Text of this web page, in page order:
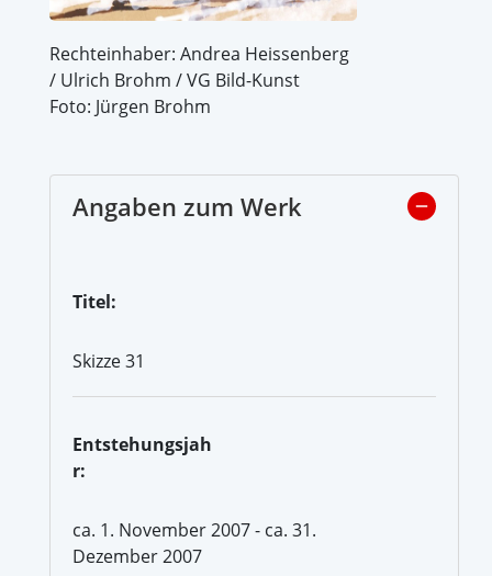
Rechteinhaber: Andrea Heissenberg
/ Ulrich Brohm / VG Bild-Kunst
Foto: Jürgen Brohm
Angaben zum Werk
Titel:
Skizze 31
Entstehungsjah
r:
ca. 1. November 2007 - ca. 31.
Dezember 2007